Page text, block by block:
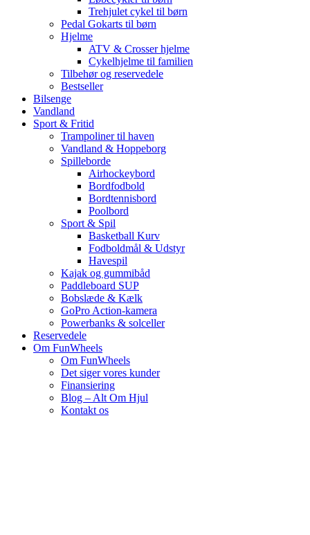
Trehjulet cykel til børn
Pedal Gokarts til børn
Hjelme
ATV & Crosser hjelme
Cykelhjelme til familien
Tilbehør og reservedele
Bestseller
Bilsenge
Vandland
Sport & Fritid
Trampoliner til haven
Vandland & Hoppeborg
Spilleborde
Airhockeybord
Bordfodbold
Bordtennisbord
Poolbord
Sport & Spil
Basketball Kurv
Fodboldmål & Udstyr
Havespil
Kajak og gummibåd
Paddleboard SUP
Bobslæde & Kælk
GoPro Action-kamera
Powerbanks & solceller
Reservedele
Om FunWheels
Om FunWheels
Det siger vores kunder
Finansiering
Blog – Alt Om Hjul
Kontakt os